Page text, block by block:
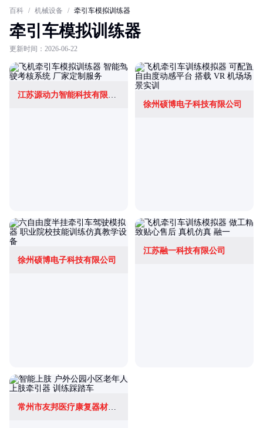
百科 / 机械设备 / 牵引车模拟训练器
牵引车模拟训练器
更新时间：2026-06-22
江苏源动力智能科技有限公司
徐州硕博电子科技有限公司
徐州硕博电子科技有限公司
江苏融一科技有限公司